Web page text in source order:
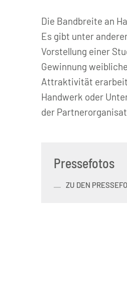
Die Bandbreite an
Es gibt unter
Vorstellung einer
Gewinnung
Attraktivität
Handwerk oder
der
Pressefotos
ZU DEN